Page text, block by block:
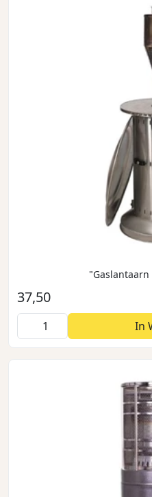
37,50
In